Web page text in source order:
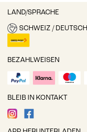
LAND/SPRACHE
SCHWEIZ / DEUTSCH
BEZAHLWEISEN
BLEIB IN KONTAKT